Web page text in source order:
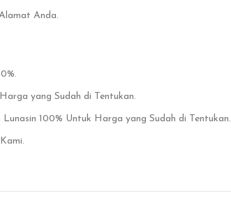
Anda.
yang Sudah di Tentukan.
100% Untuk Harga yang Sudah di Tentukan.